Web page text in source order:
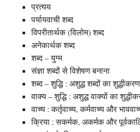
प्रत्यय
पर्यायवाची शब्द
विपरीतार्थक (विलोम) शब्द
अनेकार्थक शब्द
शब्द – युग्म
संज्ञा शब्दों से विशेषण बनाना
शब्द – शुद्धि : अशुद्ध शब्दों का
वाक्य – शुद्धि : अशुद्ध वाक्यों का
वाच्य : कर्तृवाच्य, कर्मवाच्य और
क्रिया : सकर्मक, अकर्मक और